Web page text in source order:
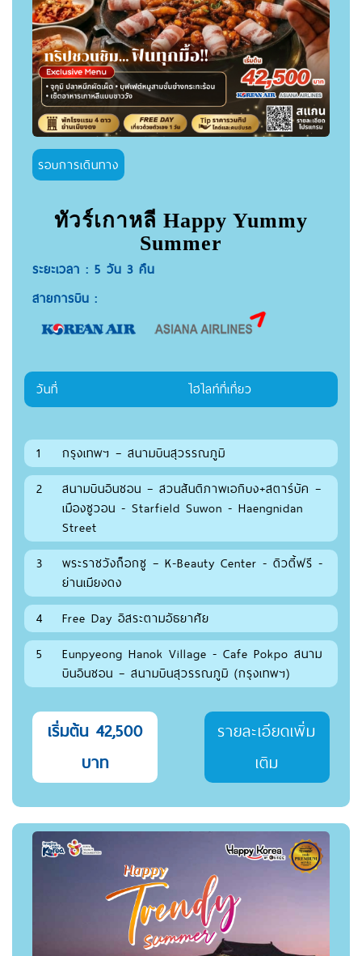
รอบการเดินทาง
ทัวร์เกาหลี Happy Yummy
Summer
ระยะเวลา : 5 วัน 3 คืน
สายการบิน :
วันที่ ไฮไลท์ที่เที่ยว
1
กรุงเทพฯ – สนามบินสุวรรณภูมิ
2
สนามบินอินชอน – สวนสันติภาพเอกิบง+สตาร์บัค –
เมืองซูวอน - Starfield Suwon - Haengnidan
Street
3
พระราชวังถ็อกซู – K-Beauty Center - ดิวตี้ฟรี -
ย่านเมียงดง
4
Free Day อิสระตามอัธยาศัย
5
Eunpyeong Hanok Village - Cafe Pokpo สนาม
บินอินชอน – สนามบินสุวรรณภูมิ (กรุงเทพฯ)
เริ่มต้น 42,500
บาท
รายละเอียดเพิ่ม
เติม